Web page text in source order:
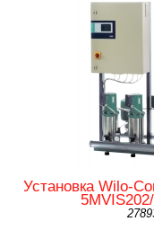
Установка Wilo-